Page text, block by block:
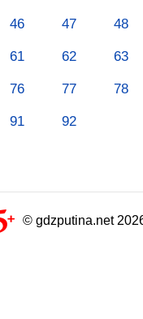
46 47 48
61 62 63
76 77 78
91 92
© gdzputina.net